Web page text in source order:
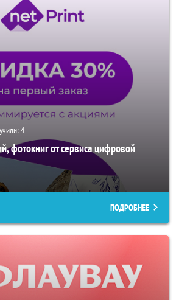
4
фотокниг от сервиса цифровой
ПОДРОБНЕЕ